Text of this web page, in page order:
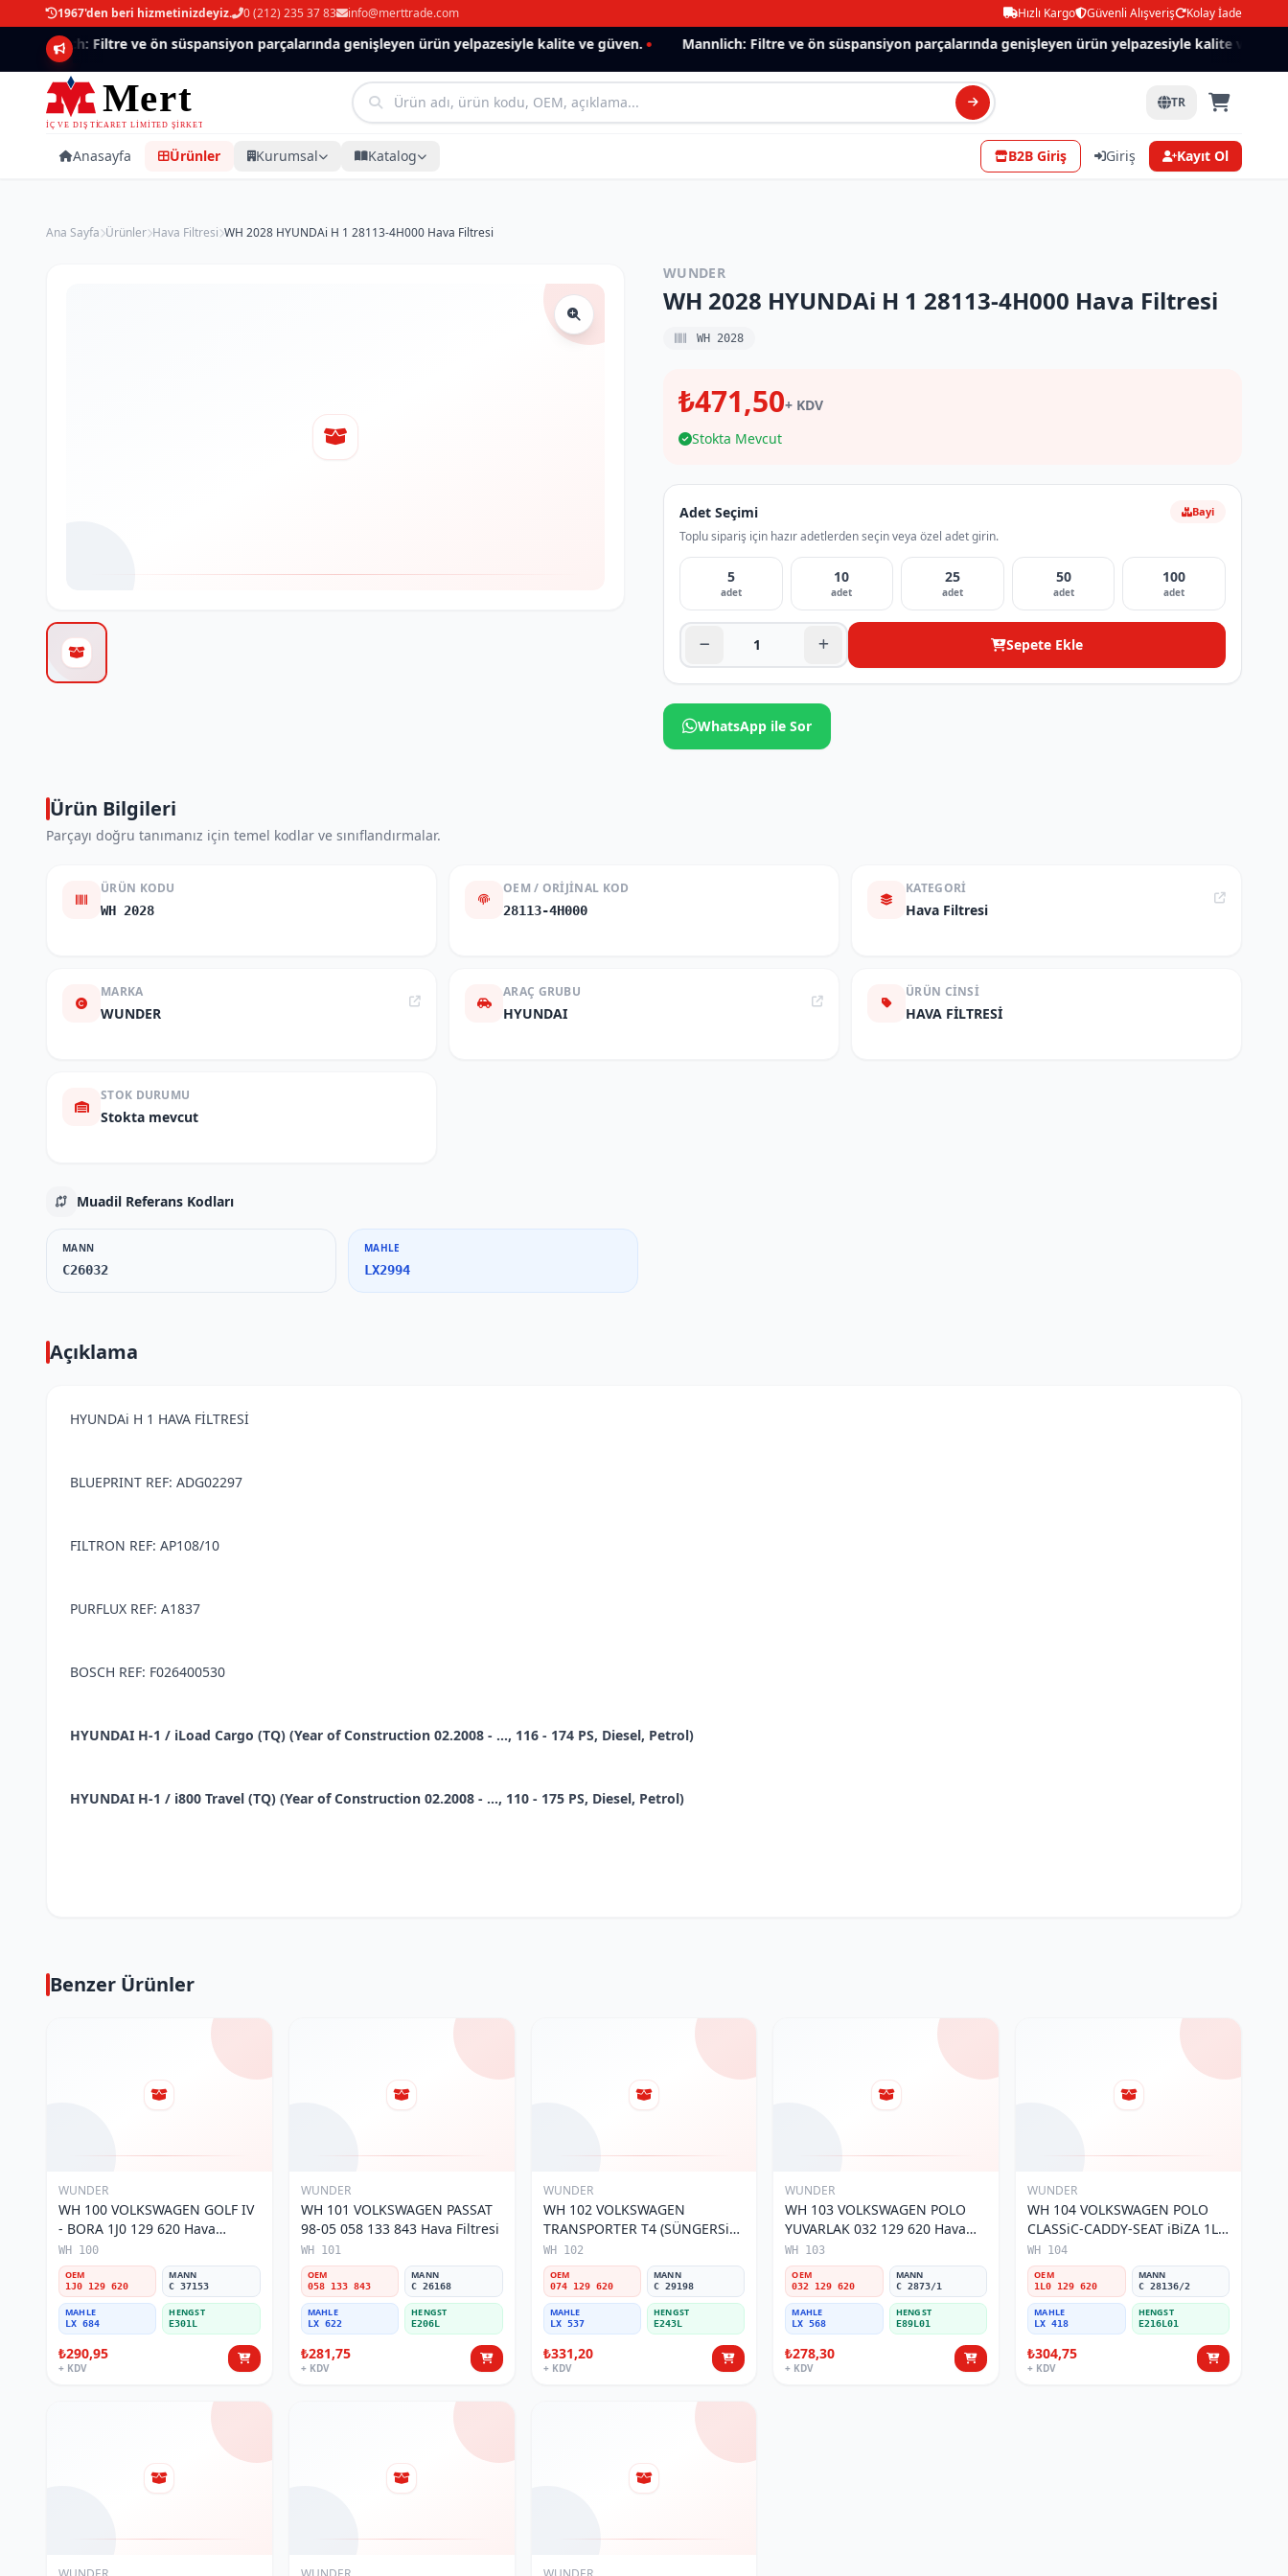
1967'den beri hizmetinizdeyiz. 0 (212) 235 37 83 info@merttrade.com Hızlı Kargo Güvenli Alışveriş Kolay İade
Mannlich: Filtre ve ön süspansiyon parçalarında genişleyen ürün yelpazesiyle kalite ve güven. Mannlich: Filtre ve ön süspansiyon parçalarında genişleyen ürün yelpazesiyle kalite ve güven.
TR
Anasayfa Ürünler Kurumsal Katalog B2B Giriş Giriş Kayıt Ol
Ana Sayfa Ürünler Hava Filtresi WH 2028 HYUNDAi H 1 28113-4H000 Hava Filtresi
WUNDER
WH 2028 HYUNDAi H 1 28113-4H000 Hava Filtresi
WH 2028
₺471,50+ KDV
Stokta Mevcut
Adet Seçimi
Toplu sipariş için hazır adetlerden seçin veya özel adet girin.
Bayi
5
adet
10
adet
25
adet
50
adet
100
adet
Sepete Ekle
WhatsApp ile Sor
Ürün Bilgileri
Parçayı doğru tanımanız için temel kodlar ve sınıflandırmalar.
ÜRÜN KODU
WH 2028
OEM / ORIJINAL KOD
28113-4H000
KATEGORI
Hava Filtresi
MARKA
WUNDER
ARAÇ GRUBU
HYUNDAI
ÜRÜN CINSI
HAVA FİLTRESİ
STOK DURUMU
Stokta mevcut
Muadil Referans Kodları
MANN
C26032
MAHLE
LX2994
Açıklama
HYUNDAi H 1 HAVA FİLTRESİ
BLUEPRINT REF: ADG02297
FILTRON REF: AP108/10
PURFLUX REF: A1837
BOSCH REF: F026400530
HYUNDAI H-1 / iLoad Cargo (TQ) (Year of Construction 02.2008 - ..., 116 - 174 PS, Diesel, Petrol)
HYUNDAI H-1 / i800 Travel (TQ) (Year of Construction 02.2008 - ..., 110 - 175 PS, Diesel, Petrol)
Benzer Ürünler
WUNDER
WH 100 VOLKSWAGEN GOLF IV
- BORA 1J0 129 620 Hava
Filtresi
WH 100
OEM
1J0 129 620
MANN
C 37153
MAHLE
LX 684
HENGST
E301L
₺290,95
+ KDV
WUNDER
WH 101 VOLKSWAGEN PASSAT
98-05 058 133 843 Hava Filtresi
WH 101
OEM
058 133 843
MANN
C 26168
MAHLE
LX 622
HENGST
E206L
₺281,75
+ KDV
WUNDER
WH 102 VOLKSWAGEN
TRANSPORTER T4 (SÜNGERSiZ)
074 129 620 Hava Filtresi
WH 102
OEM
074 129 620
MANN
C 29198
MAHLE
LX 537
HENGST
E243L
₺331,20
+ KDV
WUNDER
WH 103 VOLKSWAGEN POLO
YUVARLAK 032 129 620 Hava
Filtresi
WH 103
OEM
032 129 620
MANN
C 2873/1
MAHLE
LX 568
HENGST
E89L01
₺278,30
+ KDV
WUNDER
WH 104 VOLKSWAGEN POLO
CLASSiC-CADDY-SEAT iBiZA 1L0
129 620 Hava Filtresi
WH 104
OEM
1L0 129 620
MANN
C 28136/2
MAHLE
LX 418
HENGST
E216L01
₺304,75
+ KDV